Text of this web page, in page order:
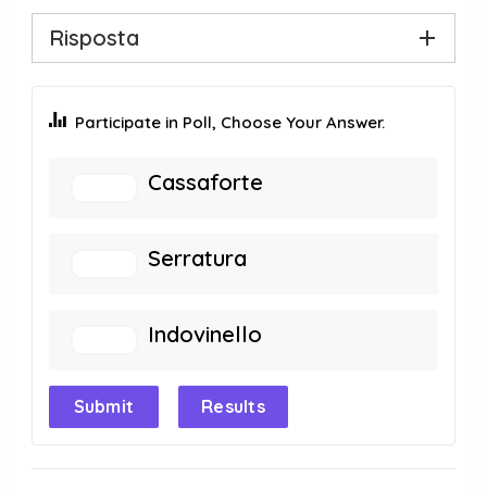
Risposta
Participate in Poll, Choose Your Answer.
Cassaforte
Serratura
Indovinello
Submit Results